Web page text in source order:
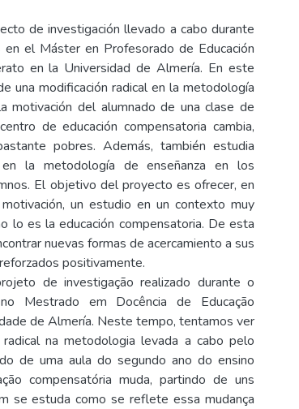
de investigación llevado a cabo durante
el Máster en Profesorado de Educación
en la Universidad de Almería. En este
una modificación radical en la metodología
motivación del alumnado de una clase de
de educación compensatoria cambia,
pobres. Además, también estudia
la metodología de enseñanza en los
El objetivo del proyecto es ofrecer, en
un estudio en un contexto muy
lo es la educación compensatoria. De esta
nuevas formas de acercamiento a sus
positivamente.
de investigação realizado durante o
Mestrado em Docência de Educação
de Almería. Neste tempo, tentamos ver
na metodologia levada a cabo pelo
de uma aula do segundo ano do ensino
compensatória muda, partindo de uns
se estuda como se reflete essa mudança